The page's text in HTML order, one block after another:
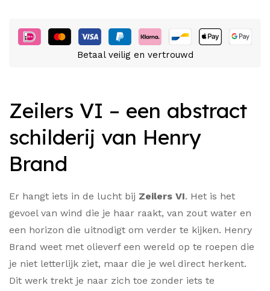
Betaal veilig en vertrouwd
Zeilers VI – een abstract
schilderij van Henry
Brand
Er hangt iets in de lucht bij Zeilers VI. Het is het
gevoel van wind die je haar raakt, van zout water en
een horizon die uitnodigt om verder te kijken. Henry
Brand weet met olieverf een wereld op te roepen die
je niet letterlijk ziet, maar die je wel direct herkent.
Dit werk trekt je naar zich toe zonder iets te